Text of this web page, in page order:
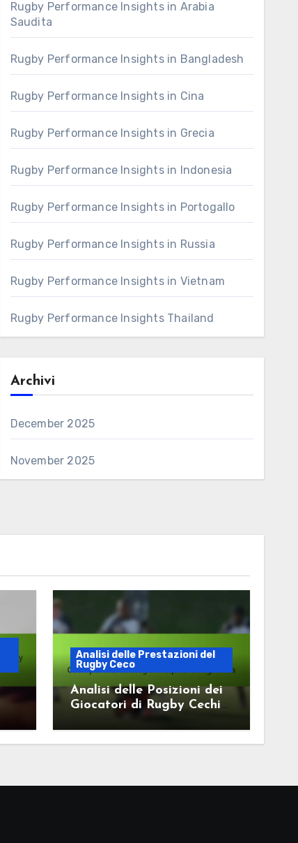
Rugby Performance Insights in Arabia
Saudita
Rugby Performance Insights in Bangladesh
Rugby Performance Insights in Cina
Rugby Performance Insights in Grecia
Rugby Performance Insights in Indonesia
Rugby Performance Insights in Portogallo
Rugby Performance Insights in Russia
Rugby Performance Insights in Vietnam
Rugby Performance Insights Thailand
Archivi
December 2025
November 2025
Analisi delle Prestazioni del
Rugby Ceco
Analisi delle Posizioni dei
Giocatori di Rugby Cechi
Squadra Migliorata